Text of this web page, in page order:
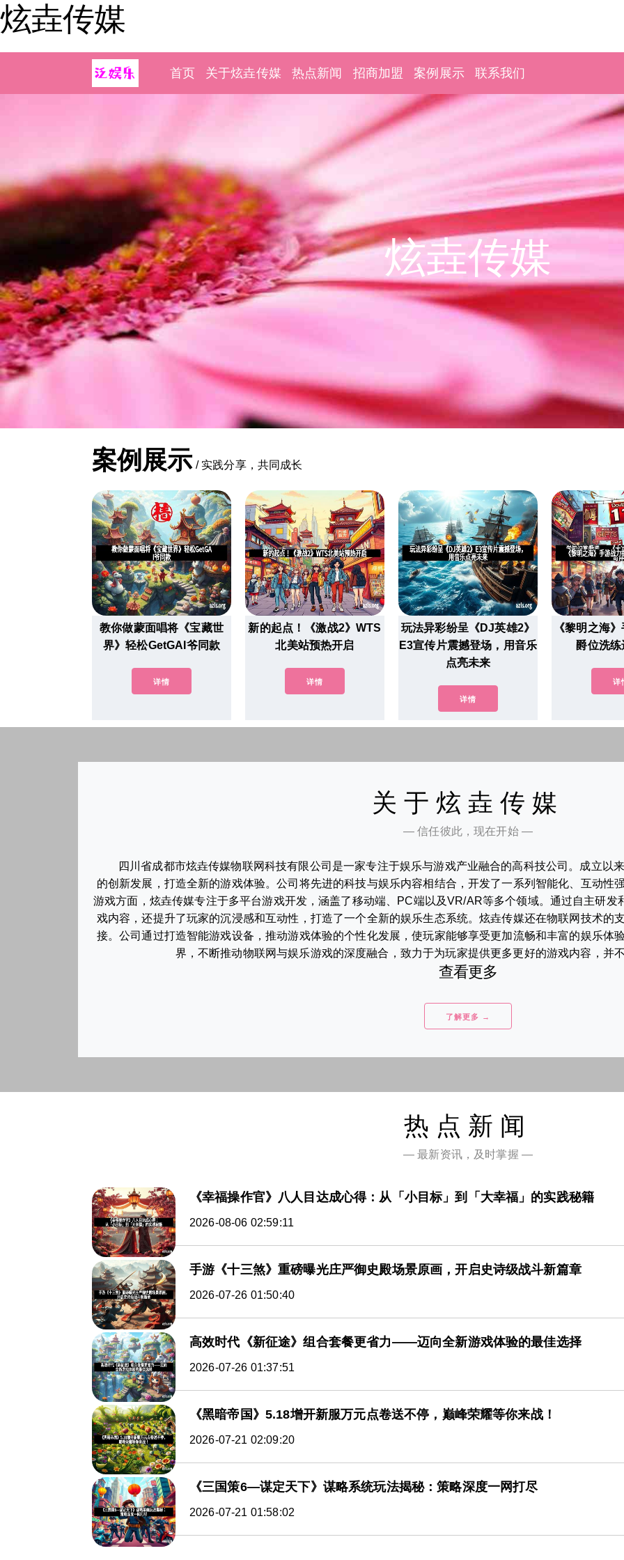
炫垚传媒
首页 关于炫垚传媒 热点新闻 招商加盟 案例展示 联系我们
炫垚传媒
案例展示 / 实践分享，共同成长
教你做蒙面唱将《宝藏世
界》轻松GetGAI爷同款
详情
新的起点！《激战2》WTS
北美站预热开启
详情
玩法异彩纷呈《DJ英雄2》
E3宣传片震撼登场，用音乐
点亮未来
详情
《黎明之海
爵位洗
详
关于炫垚传媒
— 信任彼此，现在开始 —
四川省成都市炫垚传媒物联网科技有限公司是一家专注于娱乐与游戏产业融合的高科技公司。成立以
的创新发展，打造全新的游戏体验。公司将先进的科技与娱乐内容相结合，开发了一系列智能化、互动性
游戏方面，炫垚传媒专注于多平台游戏开发，涵盖了移动端、PC端以及VR/AR等多个领域。通过自主研
戏内容，还提升了玩家的沉浸感和互动性，打造了一个全新的娱乐生态系统。炫垚传媒还在物联网技术的
接。公司通过打造智能游戏设备，推动游戏体验的个性化发展，使玩家能够享受更加流畅和丰富的娱乐体
界，不断推动物联网与娱乐游戏的深度融合，致力于为玩家提供更多更好的游戏内容，并
查看更多
了解更多 →
热点新闻
— 最新资讯，及时掌握 —
《幸福操作官》八人目达成心得：从「小目标」到「大幸福」的实践秘籍
2026-08-06 02:59:11
手游《十三煞》重磅曝光庄严御史殿场景原画，开启史诗级战斗新篇章
2026-07-26 01:50:40
高效时代《新征途》组合套餐更省力——迈向全新游戏体验的最佳选择
2026-07-26 01:37:51
《黑暗帝国》5.18增开新服万元点卷送不停，巅峰荣耀等你来战！
2026-07-21 02:09:20
《三国策6—谋定天下》谋略系统玩法揭秘：策略深度一网打尽
2026-07-21 01:58:02